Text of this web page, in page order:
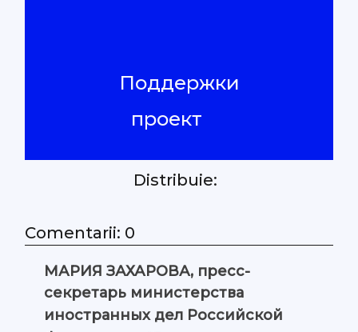
Поддержки
проект
Distribuie:
Comentarii: 0
МАРИЯ ЗАХАРОВА, пресс-
секретарь министерства
иностранных дел Российской